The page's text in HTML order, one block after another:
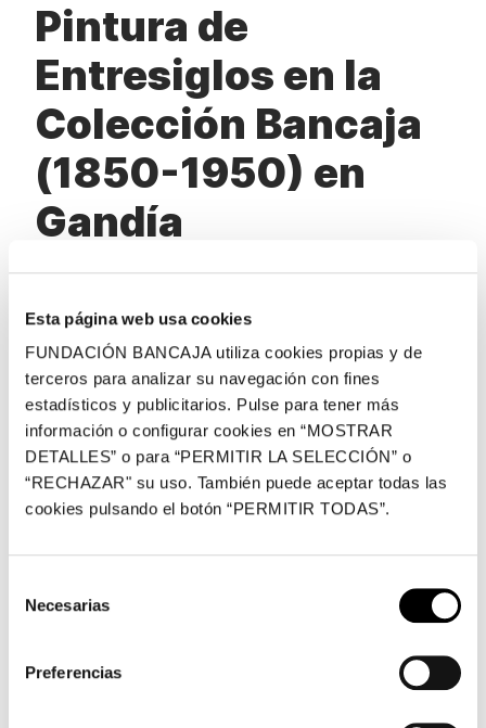
Esta página web usa cookies
FUNDACIÓN BANCAJA utiliza cookies propias y de
terceros para analizar su navegación con fines
estadísticos y publicitarios. Pulse para tener más
información o configurar cookies en “MOSTRAR
DETALLES” o para “PERMITIR LA SELECCIÓN” o
“RECHAZAR" su uso. También puede aceptar todas las
cookies pulsando el botón “PERMITIR TODAS”.
Necesarias
Preferencias
Pintura de
Entresiglos en la
Colección Bancaja
(1850-1950) en
Gandía
Del 20/07/2012 al 31/08/2012
Casa de Cultura Marqués González de Quirós
Passeig Germaníes, 5 y 7, Gandia
esta exposición, que ofrece la oportunidad de
pintores que desarrollaron su trabajo en los cien años
que marcan el final del siglo XIX y el inicio del siglo XX.